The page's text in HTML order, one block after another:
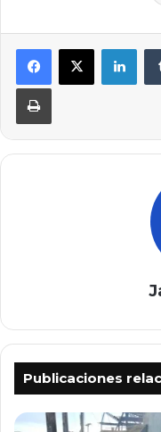
Imprimir
Publicaciones